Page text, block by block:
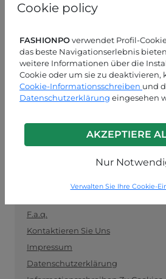
Cookie policy
FASHIONPOverwendet Profil-
das beste Navigationserlebnis
weitere Informationen über die
Cookie oder um sie zu deaktivieren,
Cookie-Informationsschreiben und
Datenschutzerklärung eingesehen
AKZEPTIERE
Nur
Verwalten Sie Ihre Cookie-
Herstellern fungiert. Bleiben Sie
KUNDENDIENST
MON-FRE 09:00-13:00 / 14:00-18:00
info@fashionpo.de
INFO LINK
F.a.q.
Kontaktieren Sie Uns
Impressum
Datenschutzerklärung